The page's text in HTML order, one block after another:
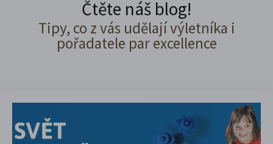
Čtěte náš blog!
Tipy, co z vás udělají výletníka i
pořadatele par excellence